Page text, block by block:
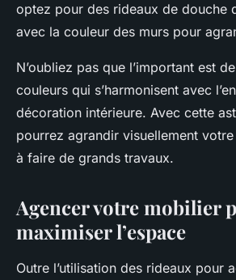
optez pour des rideaux de douche
avec la couleur des murs pour
N’oubliez pas que l’important est
couleurs qui s’harmonisent avec
décoration intérieure. Avec cette
pourrez agrandir visuellement
à faire de grands travaux.
Agencer votre mobilier
maximiser l’espace
Outre l’utilisation des rideaux pour